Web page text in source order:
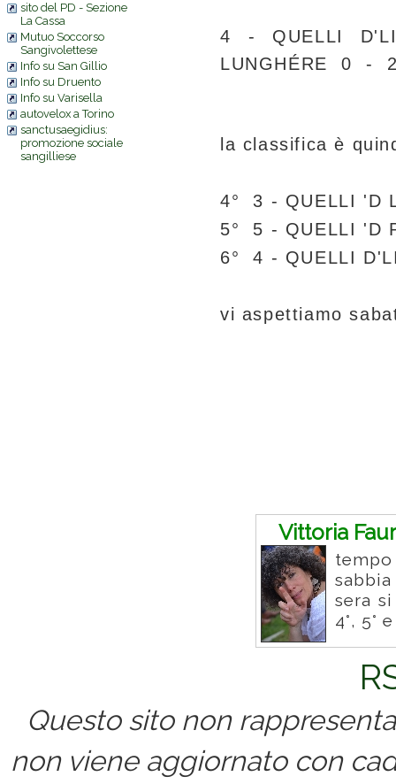
sito del PD - Sezione
La Cassa
Mutuo Soccorso
Sangivolettese
Info su San Gillio
Info su Druento
Info su Varisella
autovelox a Torino
sanctusaegidius:
promozione sociale
sangilliese
4 - QUELLI
LUNGHÉRE 0 -
la classifica è
4° 3 - QUELLI 'D
5° 5 - QUELLI 'D
6° 4 - QUELLI
vi aspettiamo
Vittoria
sera
4°, 5°
Questo sito non
non viene aggiornato con